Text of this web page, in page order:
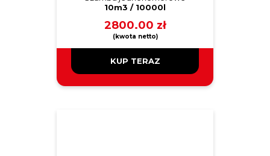
10m3 / 10000l
2800.00 zł
KUP TERAZ